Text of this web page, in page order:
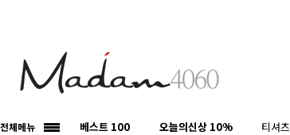
전체메뉴 베스트 100 오늘의신상 10% 티셔츠